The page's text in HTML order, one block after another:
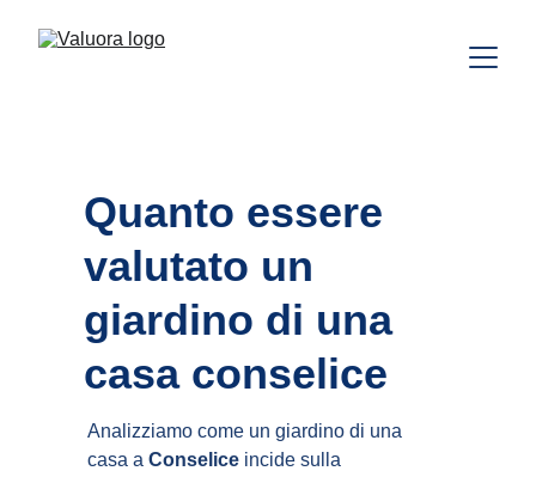
Analizziamo come un giardino di una
casa a Conselice incide sulla
Quanto essere
valutato un
giardino di una
casa conselice